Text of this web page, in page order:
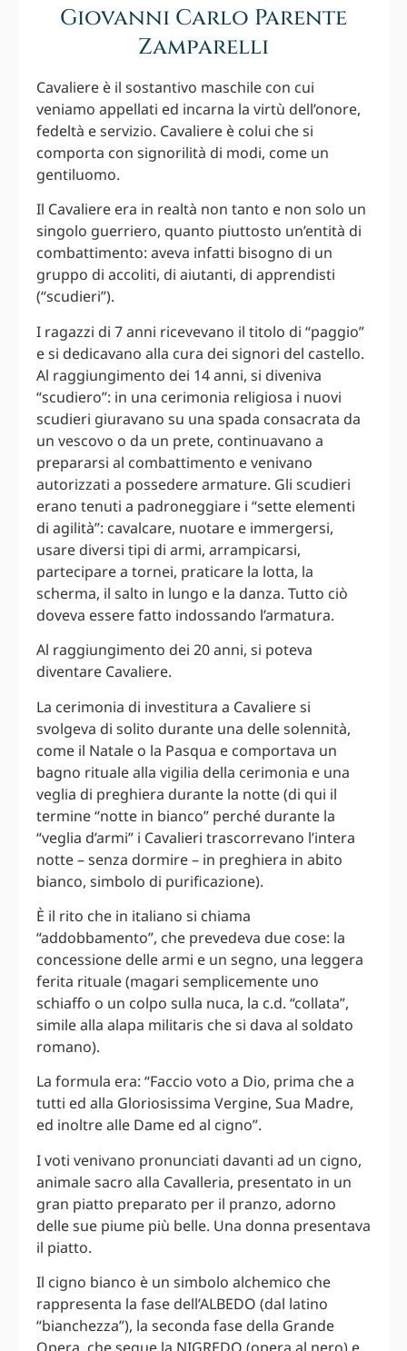
Giovanni Carlo Parente
Zamparelli
Cavaliere è il sostantivo maschile con cui
veniamo appellati ed incarna la virtù dell’onore,
fedeltà e servizio. Cavaliere è colui che si
comporta con signorilità di modi, come un
gentiluomo.
Il Cavaliere era in realtà non tanto e non solo un
singolo guerriero, quanto piuttosto un’entità di
combattimento: aveva infatti bisogno di un
gruppo di accoliti, di aiutanti, di apprendisti
(“scudieri”).
I ragazzi di 7 anni ricevevano il titolo di “paggio”
e si dedicavano alla cura dei signori del castello.
Al raggiungimento dei 14 anni, si diveniva
“scudiero”: in una cerimonia religiosa i nuovi
scudieri giuravano su una spada consacrata da
un vescovo o da un prete, continuavano a
prepararsi al combattimento e venivano
autorizzati a possedere armature. Gli scudieri
erano tenuti a padroneggiare i “sette elementi
di agilità”: cavalcare, nuotare e immergersi,
usare diversi tipi di armi, arrampicarsi,
partecipare a tornei, praticare la lotta, la
scherma, il salto in lungo e la danza. Tutto ciò
doveva essere fatto indossando l’armatura.
Al raggiungimento dei 20 anni, si poteva
diventare Cavaliere.
La cerimonia di investitura a Cavaliere si
svolgeva di solito durante una delle solennità,
come il Natale o la Pasqua e comportava un
bagno rituale alla vigilia della cerimonia e una
veglia di preghiera durante la notte (di qui il
termine “notte in bianco” perché durante la
“veglia d’armi” i Cavalieri trascorrevano l’intera
notte – senza dormire – in preghiera in abito
bianco, simbolo di purificazione).
È il rito che in italiano si chiama
“addobbamento”, che prevedeva due cose: la
concessione delle armi e un segno, una leggera
ferita rituale (magari semplicemente uno
schiaffo o un colpo sulla nuca, la c.d. “collata”,
simile alla alapa militaris che si dava al soldato
romano).
La formula era: “Faccio voto a Dio, prima che a
tutti ed alla Gloriosissima Vergine, Sua Madre,
ed inoltre alle Dame ed al cigno”.
I voti venivano pronunciati davanti ad un cigno,
animale sacro alla Cavalleria, presentato in un
gran piatto preparato per il pranzo, adorno
delle sue piume più belle. Una donna presentava
il piatto.
Il cigno bianco è un simbolo alchemico che
rappresenta la fase dell’ALBEDO (dal latino
“bianchezza”), la seconda fase della Grande